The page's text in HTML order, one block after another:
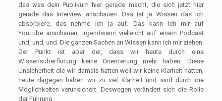
das was dein Publikum hier gerade macht, die sich jetzt hier
gerade das Interview anschauen. Das ist ja Wissen das ich
absorbiere, das nehme ich ja auf. Das kann ich mir auf
YouTube anschauen, irgendwann vielleicht auf einem Podcast
und, und, und. Die ganzen Sachen an Wissen kann ich mir ziehen.
Der Punkt ist aber der, dass wir heute durch eine
Wissensüberflutung keine Orientierung mehr haben. Diese
Unsicherheit die wir damals hatten weil wir keine Klarheit hatten,
heute dagegen haben wir zu viel Klarheit und sind durch die
Möglichkeiten verunsichert. Deswegen verändert sich die Rolle
der Führung.